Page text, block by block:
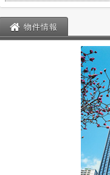
物件情報